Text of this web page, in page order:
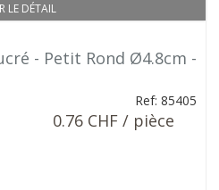
LE DÉTAIL
- Petit Rond Ø4.8cm -
Ref: 85405
0.76 CHF / pièce